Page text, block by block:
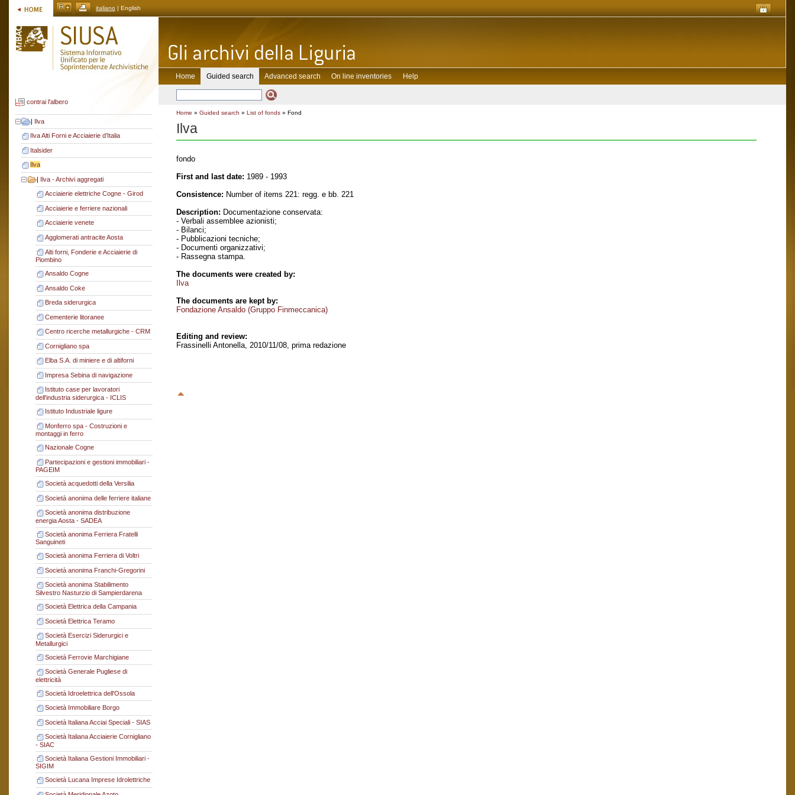
italiano | English
contrai l'albero
| Ilva
Ilva Alti Forni e Acciaierie d’Italia
Italsider
Ilva
| Ilva - Archivi aggregati
Acciaierie elettriche Cogne - Girod
Acciaierie e ferriere nazionali
Acciaierie venete
Agglomerati antracite Aosta
Alti forni, Fonderie e Acciaierie di
Piombino
Ansaldo Cogne
Ansaldo Coke
Breda siderurgica
Cementerie litoranee
Centro ricerche metallurgiche - CRM
Cornigliano spa
Elba S.A. di miniere e di altiforni
Impresa Sebina di navigazione
Istituto case per lavoratori
dell'industria siderurgica - ICLIS
Istituto Industriale ligure
Monferro spa - Costruzioni e
montaggi in ferro
Nazionale Cogne
Partecipazioni e gestioni immobiliari -
PAGEIM
Società acquedotti della Versilia
Società anonima delle ferriere italiane
Società anonima distribuzione
energia Aosta - SADEA
Società anonima Ferriera Fratelli
Sanguineti
Società anonima Ferriera di Voltri
Società anonima Franchi-Gregorini
Società anonima Stabilimento
Silvestro Nasturzio di Sampierdarena
Società Elettrica della Campania
Società Elettrica Teramo
Società Esercizi Siderurgici e
Metallurgici
Società Ferrovie Marchigiane
Società Generale Pugliese di
elettricità
Società Idroelettrica dell'Ossola
Società Immobiliare Borgo
Società Italiana Acciai Speciali - SIAS
Società Italiana Acciaierie Cornigliano
- SIAC
Società Italiana Gestioni Immobiliari -
SIGIM
Società Lucana Imprese Idrolettriche
Home Guided search Advanced search On line inventories Help
Home » Guided search » List of fonds » Fond
Ilva
fondo
First and last date: 1989 - 1993
Consistence: Number of items 221: regg. e bb. 221
Description: Documentazione conservata:
- Verbali assemblee azionisti;
- Bilanci;
- Pubblicazioni tecniche;
- Documenti organizzativi;
- Rassegna stampa.
The documents were created by:
Ilva
The documents are kept by:
Fondazione Ansaldo (Gruppo Finmeccanica)
Editing and review:
Frassinelli Antonella, 2010/11/08, prima redazione